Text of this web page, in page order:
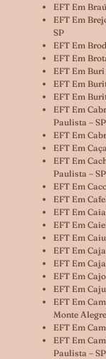
EFT Em
EFT Em
SP
EFT Em
EFT Em
EFT Em Buri
EFT Em
EFT Em
EFT Em
Paulista – SP
EFT Em
EFT Em
EFT Em
Paulista – SP
EFT Em
EFT Em
EFT Em
EFT Em
EFT Em
EFT Em
EFT Em
EFT Em
EFT Em
EFT Em
Monte
EFT Em
EFT Em
Paulista – SP